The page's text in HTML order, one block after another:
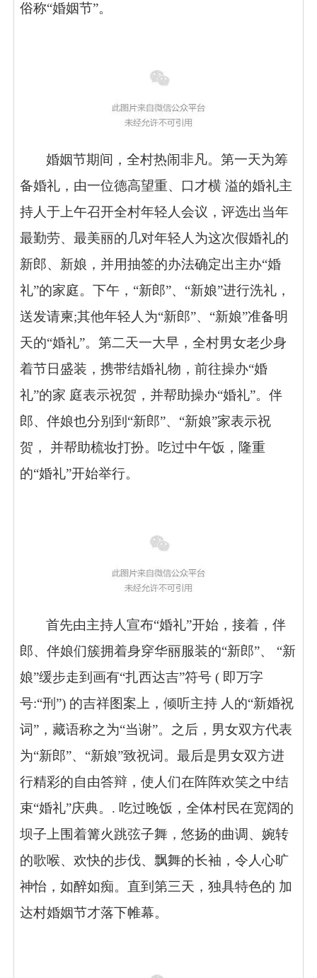
俗称“婚姻节”。
婚姻节期间，全村热闹非凡。第一天为筹
备婚礼，由一位德高望重、口才横 溢的婚礼主
持人于上午召开全村年轻人会议，评选出当年
最勤劳、最美丽的几对年轻人为这次假婚礼的
新郎、新娘，并用抽签的办法确定出主办“婚
礼”的家庭。下午， “新郎”、“新娘”进行洗礼，
送发请柬;其他年轻人为“新郎”、“新娘”准备明
天的“婚礼”。第二天一大早，全村男女老少身
着节日盛装，携带结婚礼物，前往操办“婚
礼”的家 庭表示祝贺，并帮助操办“婚礼”。伴
郎、伴娘也分别到“新郎”、“新娘”家表示祝
贺， 并帮助梳妆打扮。吃过中午饭，隆重
的“婚礼”开始举行。
首先由主持人宣布“婚礼”开始，接着，伴
郎、伴娘们簇拥着身穿华丽服装的“新郎”、 “新
娘”缓步走到画有“扎西达吉”符号 ( 即万字
号:“刑”) 的吉祥图案上，倾听主持 人的“新婚祝
词”，藏语称之为“当谢”。之后，男女双方代表
为“新郎”、“新娘”致祝词。最后是男女双方进
行精彩的自由答辩，使人们在阵阵欢笑之中结
束“婚礼”庆典。. 吃过晚饭，全体村民在宽阔的
坝子上围着篝火跳弦子舞，悠扬的曲调、婉转
的歌喉、欢快的步伐、飘舞的长袖，令人心旷
神怡，如醉如痴。直到第三天，独具特色的 加
达村婚姻节才落下帷幕。